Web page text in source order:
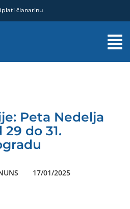
članarinu
Peta Nedelja
do 31.
17/01/2025